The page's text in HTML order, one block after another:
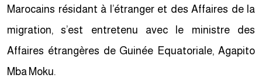
Marocains résidant à l’étranger et des Affaires de la
migration, s’est entretenu avec le ministre des
Affaires étrangères de Guinée Equatoriale, Agapito
Mba Moku.